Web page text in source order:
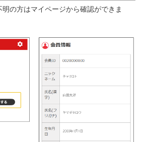
の方はマイページから確認ができま